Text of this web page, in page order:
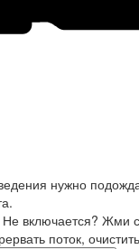
нужно
включается? Жми
поток,